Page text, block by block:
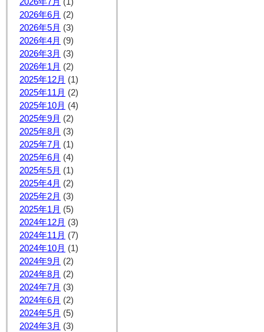
2026年7月 (1)
2026年6月 (2)
2026年5月 (3)
2026年4月 (9)
2026年3月 (3)
2026年1月 (2)
2025年12月 (1)
2025年11月 (2)
2025年10月 (4)
2025年9月 (2)
2025年8月 (3)
2025年7月 (1)
2025年6月 (4)
2025年5月 (1)
2025年4月 (2)
2025年2月 (3)
2025年1月 (5)
2024年12月 (3)
2024年11月 (7)
2024年10月 (1)
2024年9月 (2)
2024年8月 (2)
2024年7月 (3)
2024年6月 (2)
2024年5月 (5)
2024年3月 (3)